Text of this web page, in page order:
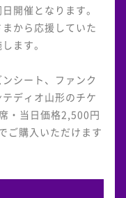
開催となります。
から応援していた
ます。
シート、ファンク
ディオ山形のチケ
・当日価格2,500円
ご購入いただけます